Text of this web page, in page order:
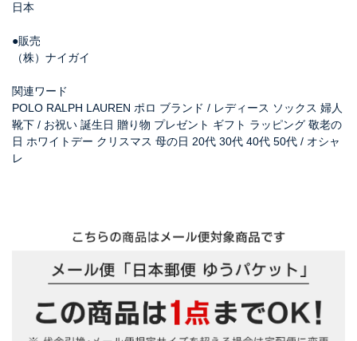
日本
●販売
（株）ナイガイ
関連ワード
POLO RALPH LAUREN ポロ ブランド / レディース ソックス 婦人
靴下 / お祝い 誕生日 贈り物 プレゼント ギフト ラッピング 敬老の
日 ホワイトデー クリスマス 母の日 20代 30代 40代 50代 / オシャ
レ